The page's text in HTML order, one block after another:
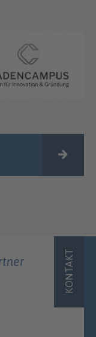
KONTAKT